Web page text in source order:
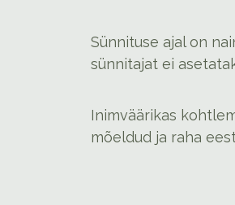
Sünnituse ajal on
sünnitajat ei
Inimväärikas
mõeldud ja raha